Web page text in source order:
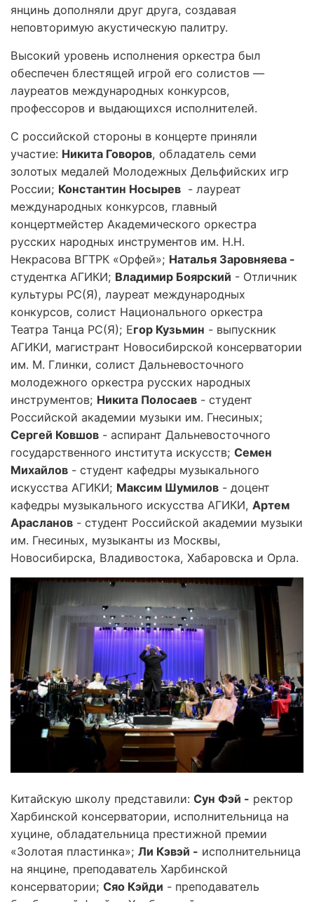
янцинь дополняли друг друга, создавая
неповторимую акустическую палитру.
Высокий уровень исполнения оркестра был
обеспечен блестящей игрой его солистов —
лауреатов международных конкурсов,
профессоров и выдающихся исполнителей.
С российской стороны в концерте приняли
участие: Никита Говоров, обладатель семи
золотых медалей Молодежных Дельфийских игр
России; Константин Носырев - лауреат
международных конкурсов, главный
концертмейстер Академического оркестра
русских народных инструментов им. Н.Н.
Некрасова ВГТРК «Орфей»; Наталья Заровняева -
студентка АГИКИ; Владимир Боярский - Отличник
культуры РС(Я), лауреат международных
конкурсов, солист Национального оркестра
Театра Танца РС(Я); Егор Кузьмин - выпускник
АГИКИ, магистрант Новосибирской консерватории
им. М. Глинки, солист Дальневосточного
молодежного оркестра русских народных
инструментов; Никита Полосаев - студент
Российской академии музыки им. Гнесиных;
Сергей Ковшов - аспирант Дальневосточного
государственного института искусств; Семен
Михайлов - студент кафедры музыкального
искусства АГИКИ; Максим Шумилов - доцент
кафедры музыкального искусства АГИКИ, Артем
Арасланов - студент Российской академии музыки
им. Гнесиных, музыканты из Москвы,
Новосибирска, Владивостока, Хабаровска и Орла.
Китайскую школу представили: Сун Фэй - ректор
Харбинской консерватории, исполнительница на
хуцине, обладательница престижной премии
«Золотая пластинка»; Ли Кэвэй - исполнительница
на янцине, преподаватель Харбинской
консерватории; Сяо Кэйди - преподаватель